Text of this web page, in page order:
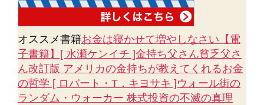
オススメ書籍お金は寝かせて増やしなさい【電
子書籍】[ 水瀬ケンイチ ]金持ち父さん貧乏父さ
ん改訂版 アメリカの金持ちが教えてくれるお金
の哲学 [ ロバート・T．キヨサキ ]ウォール街の
ランダム・ウォーカー 株式投資の不滅の真理